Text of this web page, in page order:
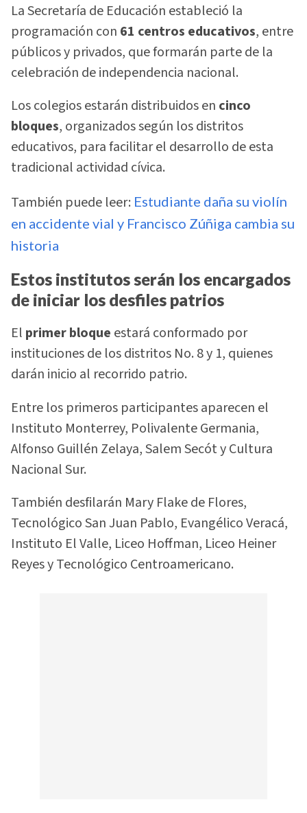
La Secretaría de Educación estableció la
programación con 61 centros educativos, entre
públicos y privados, que formarán parte de la
celebración de independencia nacional.
Los colegios estarán distribuidos en cinco
bloques, organizados según los distritos
educativos, para facilitar el desarrollo de esta
tradicional actividad cívica.
También puede leer: Estudiante daña su violín
en accidente vial y Francisco Zúñiga cambia su
historia
Estos institutos serán los encargados
de iniciar los desfiles patrios
El primer bloque estará conformado por
instituciones de los distritos No. 8 y 1, quienes
darán inicio al recorrido patrio.
Entre los primeros participantes aparecen el
Instituto Monterrey, Polivalente Germania,
Alfonso Guillén Zelaya, Salem Secót y Cultura
Nacional Sur.
También desfilarán Mary Flake de Flores,
Tecnológico San Juan Pablo, Evangélico Veracá,
Instituto El Valle, Liceo Hoffman, Liceo Heiner
Reyes y Tecnológico Centroamericano.